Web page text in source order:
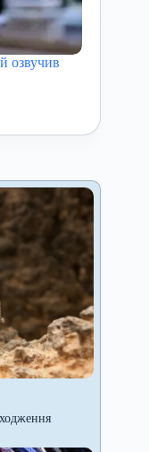
озвучив